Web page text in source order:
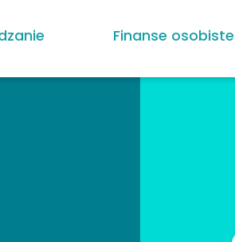
Finanse osobiste